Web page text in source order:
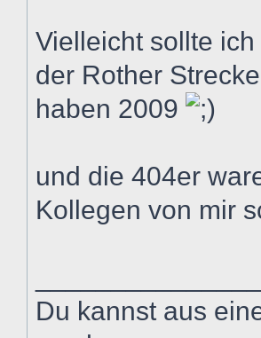
Vielleicht sollte
der Rother
haben 2009
und die 404er
Kollegen von mir
Du kannst aus